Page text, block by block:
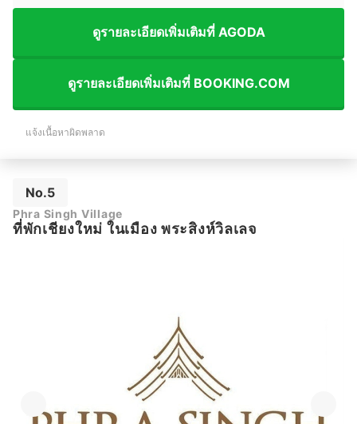
ดูรายละเอียดเพิ่มเติมที่ AGODA
ดูรายละเอียดเพิ่มเติมที่ BOOKING.COM
แจ้งเนื้อหาผิดพลาด
No.5
Phra Singh Village
ที่พักเชียงใหม่ ในเมือง พระสิงห์วิลเลจ